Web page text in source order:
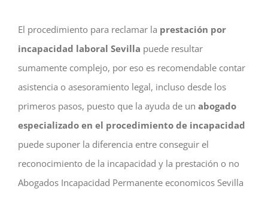
El procedimiento para reclamar la prestación por
incapacidad laboral Sevilla puede resultar
sumamente complejo, por eso es recomendable contar
asistencia o asesoramiento legal, incluso desde los
primeros pasos, puesto que la ayuda de un abogado
especializado en el procedimiento de incapacidad
puede suponer la diferencia entre conseguir el
reconocimiento de la incapacidad y la prestación o no
Abogados Incapacidad Permanente economicos Sevilla